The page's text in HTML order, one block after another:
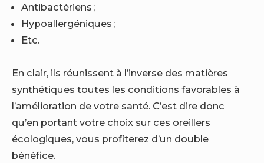
Antibactériens ;
Hypoallergéniques ;
Etc.
En clair, ils réunissent à l’inverse des matières
synthétiques toutes les conditions favorables à
l’amélioration de votre santé. C’est dire donc
qu’en portant votre choix sur ces oreillers
écologiques, vous profiterez d’un double
bénéfice.